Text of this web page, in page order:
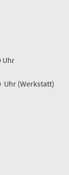
Uhr
Uhr (Werkstatt)